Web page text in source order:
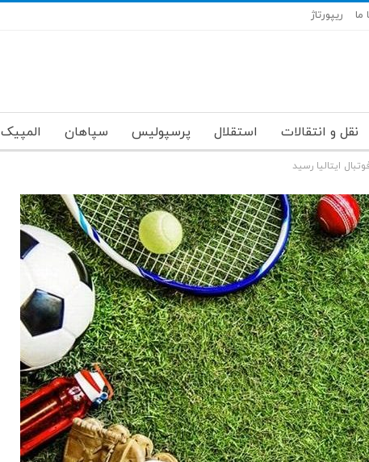
ما ریپورتاژ
نقل و انتقالات استقلال پرسپولیس سپاهان المپیک
ایتالیا رسید